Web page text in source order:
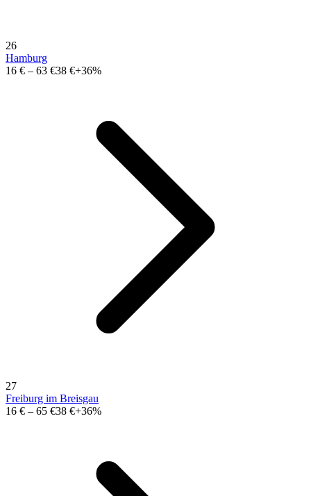
26
Hamburg
16 € – 63 €38 €+36%
27
Freiburg im Breisgau
16 € – 65 €38 €+36%